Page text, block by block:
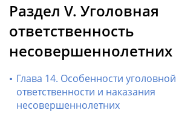
Раздел V. Уголовная
ответственность
несовершеннолетних
Глава 14. Особенности уголовной
ответственности и наказания
несовершеннолетних